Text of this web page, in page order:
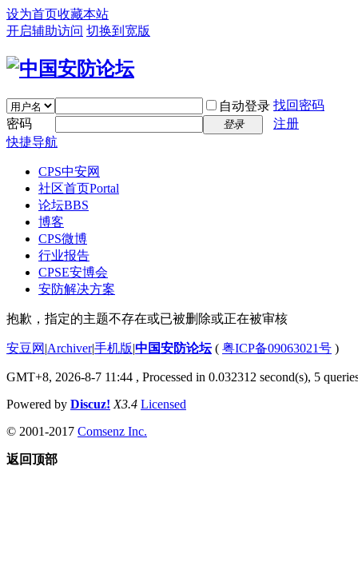
设为首页收藏本站
开启辅助访问 切换到宽版
自动登录 找回密码
密码
登录
注册
快捷导航
CPS中安网
社区首页Portal
论坛BBS
博客
CPS微博
行业报告
CPSE安博会
安防解决方案
抱歉，指定的主题不存在或已被删除或正在被审核
安豆网 |Archiver|手机版|中国安防论坛( 粤ICP备09063021号 )
GMT+8, 2026-8-7 11:44 , Processed in 0.032312 second(s), 5
Powered by Discuz! X3.4 Licensed
© 2001-2017 Comsenz Inc.
返回顶部